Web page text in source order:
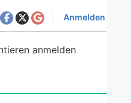
Anmelden
anmelden